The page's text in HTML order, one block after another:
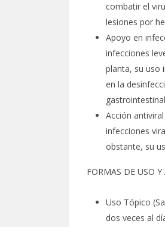
combatir el
lesiones por
Apoyo en
infecciones
planta, su uso
en la
Acción
infecciones
obstante, su
FORMAS DE USO
Uso Tópico
dos veces al